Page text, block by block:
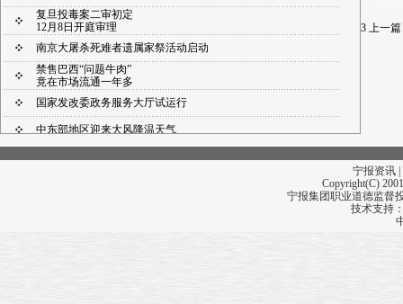
复旦投毒案二审初定
12月8日开庭审理
南京大屠杀死难者遗属家祭活动启动
禁售巴西“问题牛肉”
竟在市场流通一年多
国家发改委政务服务大厅试运行
中东部地区迎来大风降温天气
3 上一篇
宁报资讯
Copyright(C)
宁报集团职业道德监督
技术支持